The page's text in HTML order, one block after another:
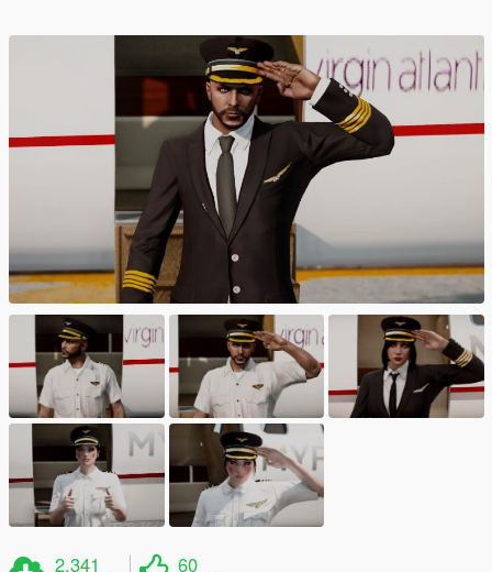
2.341 60